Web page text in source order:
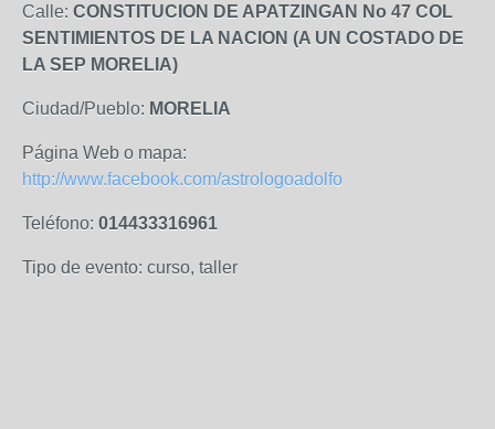
Calle: CONSTITUCION DE APATZINGAN No 47 COL
SENTIMIENTOS DE LA NACION (A UN COSTADO DE
LA SEP MORELIA)
Ciudad/Pueblo: MORELIA
Página Web o mapa:
http://www.facebook.com/astrologoadolfo
Teléfono: 014433316961
Tipo de evento: curso, taller